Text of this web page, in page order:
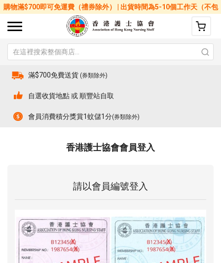
購物滿$700即可免運費（禮券除外） | 出貨時間為5-10個工作天（不包
括星期六、日及公眾假期）
滿$700免費送貨 (券類除外)
自選收貨地點 或 順豐站自取
會員消費積分獎賞1蚊儲1分(券類除外)
香港護士協會會員登入
請以會員編號登入